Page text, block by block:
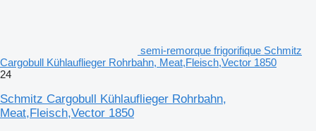
semi-remorque frigorifique Schmitz
Cargobull Kühlauflieger Rohrbahn, Meat,Fleisch,Vector 1850
24
Schmitz Cargobull Kühlauflieger Rohrbahn,
Meat,Fleisch,Vector 1850